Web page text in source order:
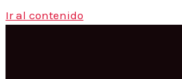
Ir al contenido